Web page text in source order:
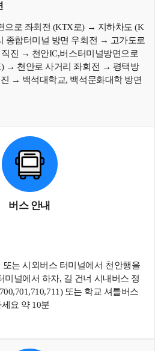
으로 좌회전 (KTX로) → 지하차도 (K
종합터미널 방면 우회전 → 고가도로
진 → 천안IC,버스터미널방면으로
) → 천안로 사거리 좌회전 → 평택방
→ 백석대학교, 백석문화대학 방면
버스 안내
는 시외버스 터미널에서 천안행을
미널에서 하차, 길 건너 시내버스 정
또는 학교 셔틀버스
요 약 10분